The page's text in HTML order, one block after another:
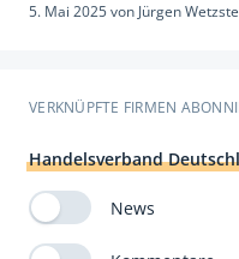
5. Mai 2025von Jürgen
VERKNÜPFTE FIRMEN
Handelsverband
News